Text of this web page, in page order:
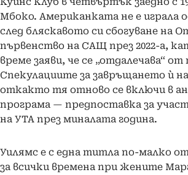
Мбоко. Американката не е играла
след бляскавото си сбогуване на
първенство на САЩ през 2022-а,
време заяви, че се „отдалечава“ от
Спекулациите за завръщането ѝ
откакто тя отново се включи в
програма — предпоставка за
на УТА през миналата година.
Уилямс е с една титла по-малко
за всички времена при жените